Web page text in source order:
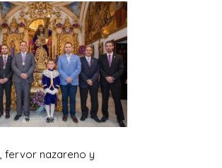
fervor nazareno y